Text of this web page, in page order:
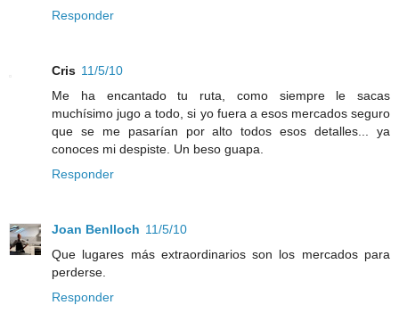
Responder
Cris 11/5/10
Me ha encantado tu ruta, como siempre le sacas
muchísimo jugo a todo, si yo fuera a esos mercados seguro
que se me pasarían por alto todos esos detalles... ya
conoces mi despiste. Un beso guapa.
Responder
Joan Benlloch 11/5/10
Que lugares más extraordinarios son los mercados para
perderse.
Responder